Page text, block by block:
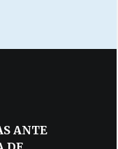
DESPIDOS
ANTE